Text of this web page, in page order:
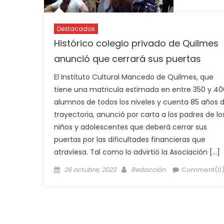
Destacados
Histórico colegio privado de Quilmes
anunció que cerrará sus puertas
El Instituto Cultural Mancedo de Quilmes, que
tiene una matricula estimada en entre 350 y
alumnos de todos los niveles y cuenta 85 años
trayectoria, anunció por carta a los padres de
niños y adolescentes que deberá cerrar sus
puertas por las dificultades financieras que
atraviesa. Tal como lo advirtió la Asociación […]
26 octubre, 2023 Redacción Comment(0)